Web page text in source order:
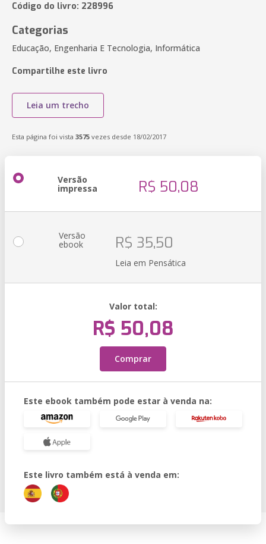
Código do livro: 228996
Categorias
Educação, Engenharia E Tecnologia, Informática
Compartilhe este livro
Leia um trecho
Esta página foi vista 3575 vezes desde 18/02/2017
Versão
impressa R$ 50,08
Versão
ebook R$ 35,50
Leia em Pensática
Valor total:
R$ 50,08
Comprar
Este ebook também pode estar à venda na:
Este livro também está à venda em: